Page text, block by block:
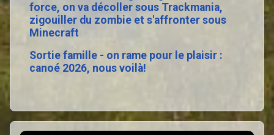
force, on va décoller sous Trackmania,
zigouiller du zombie et s'affronter sous
Minecraft
Sortie famille - on rame pour le plaisir :
canoé 2026, nous voilà!